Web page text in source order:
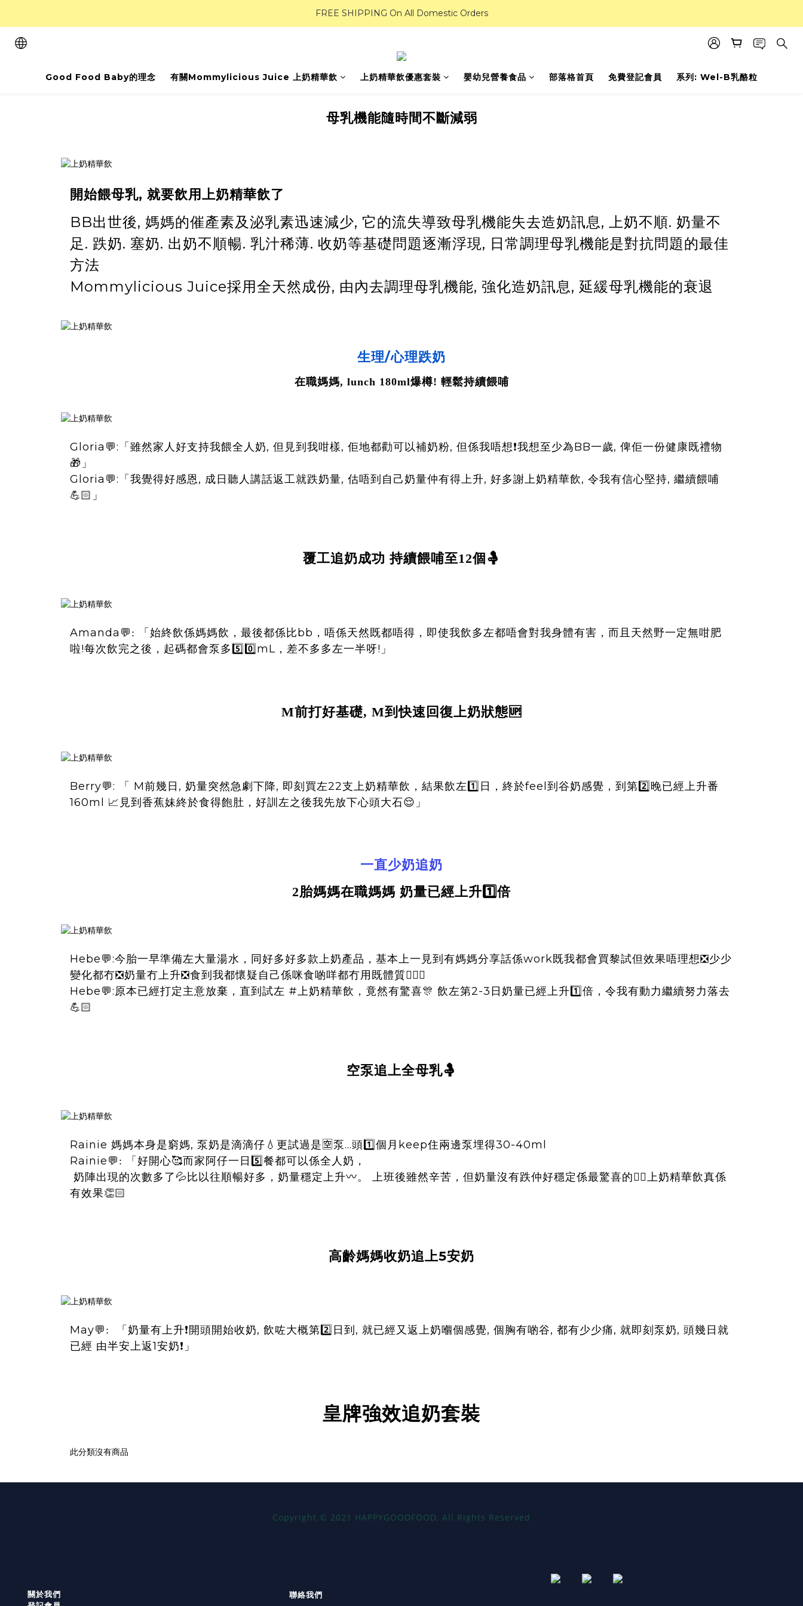
FREE SHIPPING On All Domestic Orders
Good Food Baby的理念 有關Mommylicious Juice 上奶精華飲 上奶精華飲優惠套裝 嬰幼兒營養食品 部落格首頁 免費登記會員 系列: Wel-B乳酪粒
母乳機能隨時間不斷減弱
開始餵母乳, 就要飲用上奶精華飲了
BB出世後, 媽媽的催產素及泌乳素迅速減少, 它的流失導致母乳機能失去造奶訊息, 上奶不順. 奶量不
足. 跌奶. 塞奶. 出奶不順暢. 乳汁稀薄. 收奶等基礎問題逐漸浮現, 日常調理母乳機能是對抗問題的最佳
方法
Mommylicious Juice採用全天然成份, 由內去調理母乳機能, 強化造奶訊息, 延緩母乳機能的衰退
生理/心理跌奶
在職媽媽, lunch 180ml爆樽! 輕鬆持續餵哺
Gloria💬:「雖然家人好支持我餵全人奶, 但見到我咁樣, 佢地都勸可以補奶粉, 但係我唔想❗我想至少為BB一歲, 俾佢一份健康既禮物
🎁」
Gloria💬:「我覺得好感恩, 成日聽人講話返工就跌奶量, 估唔到自己奶量仲有得上升, 好多謝上奶精華飲, 令我有信心堅持, 繼續餵哺
💪🏻」
覆工追奶成功 持續餵哺至12個 🤱
Amanda 💬 : 「始終飲係媽媽飲，最後都係比bb ，唔係天然既都唔得，即使我飲多左都唔會對我身體有害，而且天然野一定無咁肥
啦!每次飲完之後，起碼都會泵多 5️⃣0️⃣mL ，差不多多左一半呀!」
M前打好基礎, M到快速回復上奶狀態🆙
Berry💬: 「 M前幾日 , 奶量突然急劇下降, 即刻買左22支上奶精華飲，結果飲左1️⃣ 日，終於feel到谷奶感覺，到第2️⃣晚已經上升番
160ml 📈見到香蕉妹終於食得飽肚，好訓左之後我先放下心頭大石😌」
一直少奶追奶
2胎媽媽在職媽媽 奶量已經上升 1️⃣倍
Hebe💬:今胎一早準備左大量湯水，同好多好多款上奶產品，基本上一見到有媽媽分享話係work既我都會買黎試但效果唔理想❎少少
變化都冇❎奶量冇上升❎食到我都懷疑自己係咪食啲咩都冇用既體質🤦🏻‍♀️
Hebe💬:原本已經打定主意放棄，直到試左 #上奶精華飲，竟然有驚喜🎊 飲左第2-3日奶量已經上升1️⃣倍，令我有動力繼續努力落去
💪🏻
空泵追上全母乳🤱
Rainie 媽媽本身是窮媽, 泵奶是滴滴仔💧更試過是🈳泵…頭 1️⃣ 個月 keep住兩邊泵埋得30-40ml
Rainie 💬 : 「 好開心🥰而家阿仔一日 5️⃣ 餐都可以係全人奶，
奶陣出現的次數多了💦比以往順暢好多，奶量穩定上升〰️。
上班後雖然辛苦，但奶量沒有跌仲好穩定係最驚喜的👍🏻上奶精華飲真係
有效果👏🏻
高齡媽媽收奶追上5安奶
May💬 : 「奶量有上升❗開頭開始收奶, 飲咗大概第 2️⃣ 日到 , 就已經又返上奶嗰個感覺, 個胸有啲谷, 都有少少痛, 就即刻泵奶, 頭幾日就
已經 由半安上返1安奶❗」
皇牌強效追奶套裝
此分類沒有商品
Copyright © 2021 HAPPYGOODFOOD, All Rights Reserved
關於我們
聯絡我們